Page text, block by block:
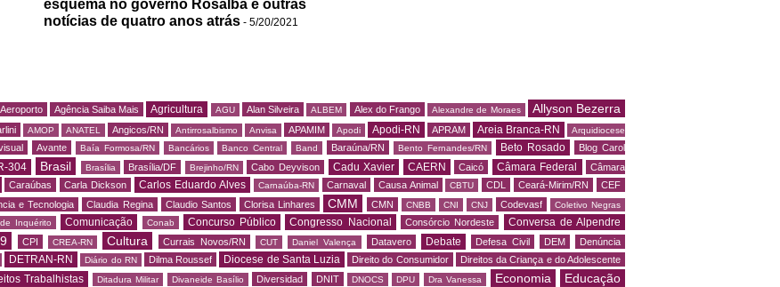
esquema no governo Rosalba e outras
notícias de quatro anos atrás - 5/20/2021
Aeroporto Agência Saiba Mais Agricultura AGU Alan Silveira ALBEM Alex do Frango Alexandre de Moraes
Allyson Bezerra
AMOP ANATEL Angicos/RN Antirrosalbismo Anvisa APAMIM Apodi Apodi-RN APRAM Areia Branca-RN
Arquidiocese
Avante Baía Formosa/RN Bancários Banco Central Band Baraúna/RN Bento Fernandes/RN Beto Rosado
Blog Carol
304 Brasil Brasília Brasília/DF Brejinho/RN Cabo Deyvison Cadu Xavier CAERN Caicó Câmara Federal
Câmara
Caraúbas Carla Dickson Carlos Eduardo Alves Carnaúba-RN Carnaval Causa Animal CBTU CDL Ceará-Mirim/RN CEF
e Tecnologia Claudia Regina Claudio Santos Clorisa Linhares CMM CMN CNBB CNI CNJ Codevasf Coletivo Negras
Inquérito Comunicação Conab Concurso Público Congresso Nacional Consórcio Nordeste Conversa de Alpendre
CPI CREA-RN Cultura Currais Novos/RN CUT Daniel Valença Datavero Debate Defesa Civil DEM Denúncia
DETRAN-RN Diário do RN Dilma Roussef Diocese de Santa Luzia Direito do Consumidor Direitos da Criança e do Adolescente
Trabalhistas Ditadura Militar Divaneide Basílio Diversidad DNIT DNOCS DPU Dra Vanessa Economia Educação